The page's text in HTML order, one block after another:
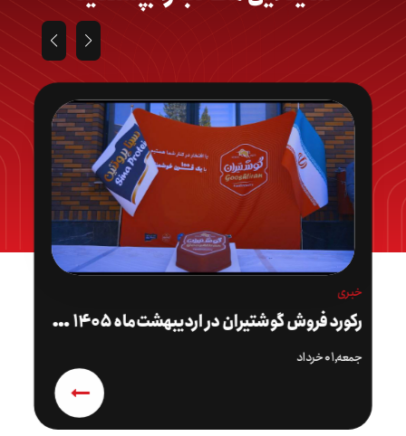
خبری
ر
کورد فروش گوشتیران در اردیبهشت‌ماه ۱۴۰۵ شکسته شد
جمعه,۰۱ خرداد